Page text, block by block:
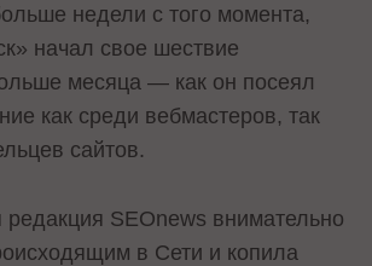
недели с того момента,
начал свое шествие
месяца — как он посеял
как среди вебмастеров, так
сайтов.
редакция SEOnews внимательно
в Сети и копила